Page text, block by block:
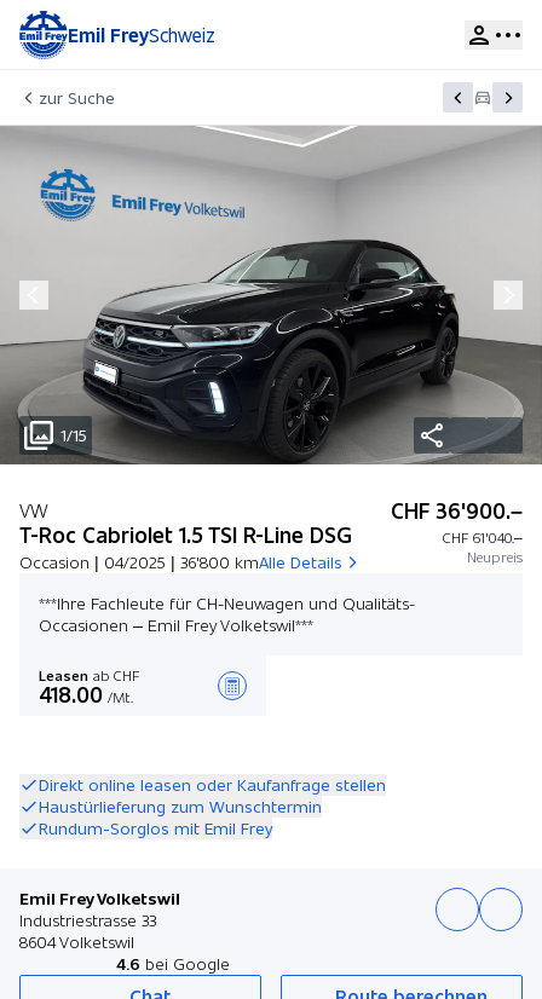
Emil FreySchweiz
zur Suche
1/15
VW
T-Roc Cabriolet 1.5 TSI R-Line DSG
Occasion | 04/2025 | 36'800 kmAlle Details
CHF 36'900.–
CHF 61'040.–
Neupreis
***Ihre Fachleute für CH-Neuwagen und Qualitäts-
Occasionen – Emil Frey Volketswil***
Leasen ab CHF
418.00 /Mt.
Direkt online leasen oder Kaufanfrage stellen
Haustürlieferung zum Wunschtermin
Rundum-Sorglos mit Emil Frey
Emil Frey Volketswil
Industriestrasse 33
8604 Volketswil
4.6 bei Google